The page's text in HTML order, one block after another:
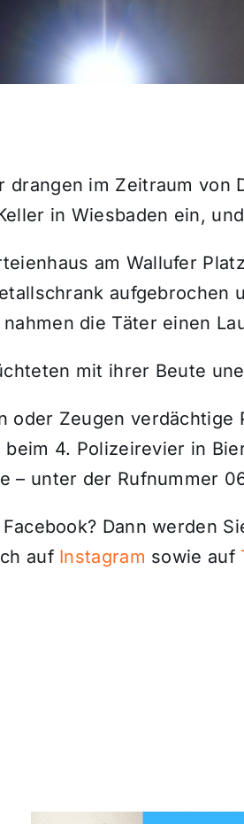
drangen im Zeitraum von
in Wiesbaden ein,
am Wallufer
aufgebrochen
die Täter einen
mit ihrer Beute
oder Zeugen
beim 4. Polizeirevier in
– unter der Rufnummer
Dann werden
auf Instagram sowie auf